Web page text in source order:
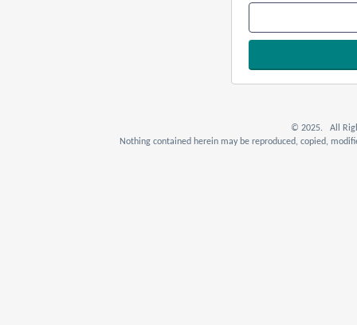
© 2025. All
Nothing contained herein may be reproduced, copied,